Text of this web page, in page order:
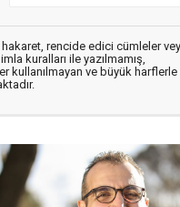
hakaret, rencide edici cümleler
kuralları ile yazılmamış,
kullanılmayan ve büyük harflerle